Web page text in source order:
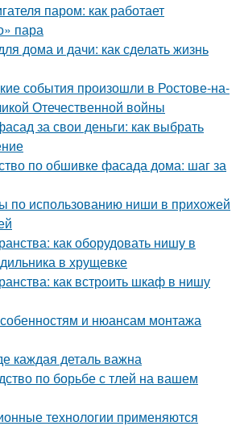
паром: как работает
пара
дома и дачи: как сделать жизнь
события произошли в Ростове-на-
Отечественной войны
за свои деньги: как выбрать
по обшивке фасада дома: шаг за
по использованию ниши в прихожей
как оборудовать нишу в
в хрущевке
как встроить шкаф в нишу
и нюансам монтажа
каждая деталь важна
по борьбе с тлей на вашем
технологии применяются